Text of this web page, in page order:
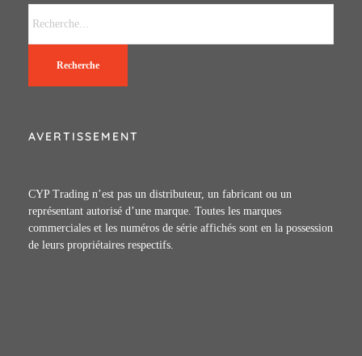
Recherche
AVERTISSEMENT
CYP Trading n’est pas un distributeur, un fabricant ou un
représentant autorisé d’une marque. Toutes les marques
commerciales et les numéros de série affichés sont en la possession
de leurs propriétaires respectifs.